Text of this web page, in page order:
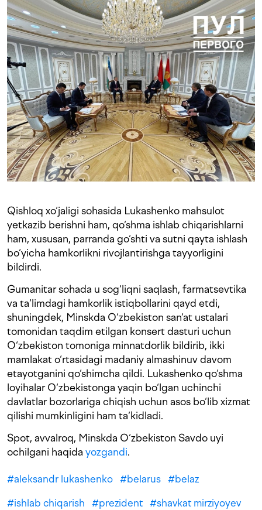
Qishloq xo‘jaligi sohasida Lukashenko mahsulot
yetkazib berishni ham, qo‘shma ishlab chiqarishlarni
ham, xususan, parranda go‘shti va sutni qayta ishlash
bo‘yicha hamkorlikni rivojlantirishga tayyorligini
bildirdi.
Gumanitar sohada u sog‘liqni saqlash, farmatsevtika
va ta‘limdagi hamkorlik istiqbollarini qayd etdi,
shuningdek, Minskda O‘zbekiston san‘at ustalari
tomonidan taqdim etilgan konsert dasturi uchun
O‘zbekiston tomoniga minnatdorlik bildirib, ikki
mamlakat o‘rtasidagi madaniy almashinuv davom
etayotganini qo‘shimcha qildi. Lukashenko qo‘shma
loyihalar O‘zbekistonga yaqin bo‘lgan uchinchi
davlatlar bozorlariga chiqish uchun asos bo‘lib xizmat
qilishi mumkinligini ham ta‘kidladi.
Spot, avvalroq, Minskda O‘zbekiston Savdo uyi
ochilgani haqida yozgandi.
#aleksandr lukashenko #belarus #belaz
#ishlab chiqarish #prezident #shavkat mirziyoyev